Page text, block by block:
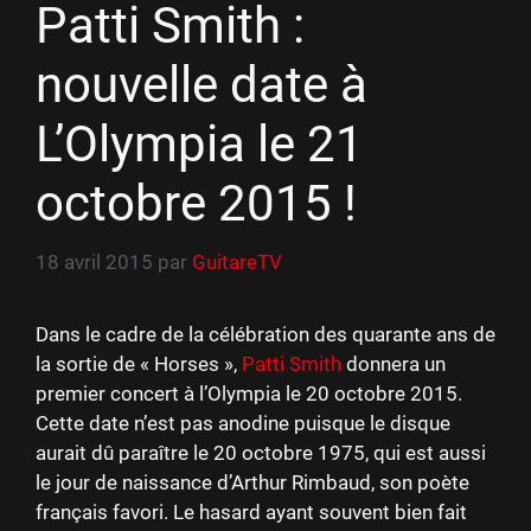
Patti Smith :
nouvelle date à
L’Olympia le 21
octobre 2015 !
18 avril 2015 par GuitareTV
Dans le cadre de la célébration des quarante ans de
la sortie de « Horses », Patti Smith donnera un
premier concert à l’Olympia le 20 octobre 2015.
Cette date n’est pas anodine puisque le disque
aurait dû paraître le 20 octobre 1975, qui est aussi
le jour de naissance d’Arthur Rimbaud, son poète
français favori. Le hasard ayant souvent bien fait